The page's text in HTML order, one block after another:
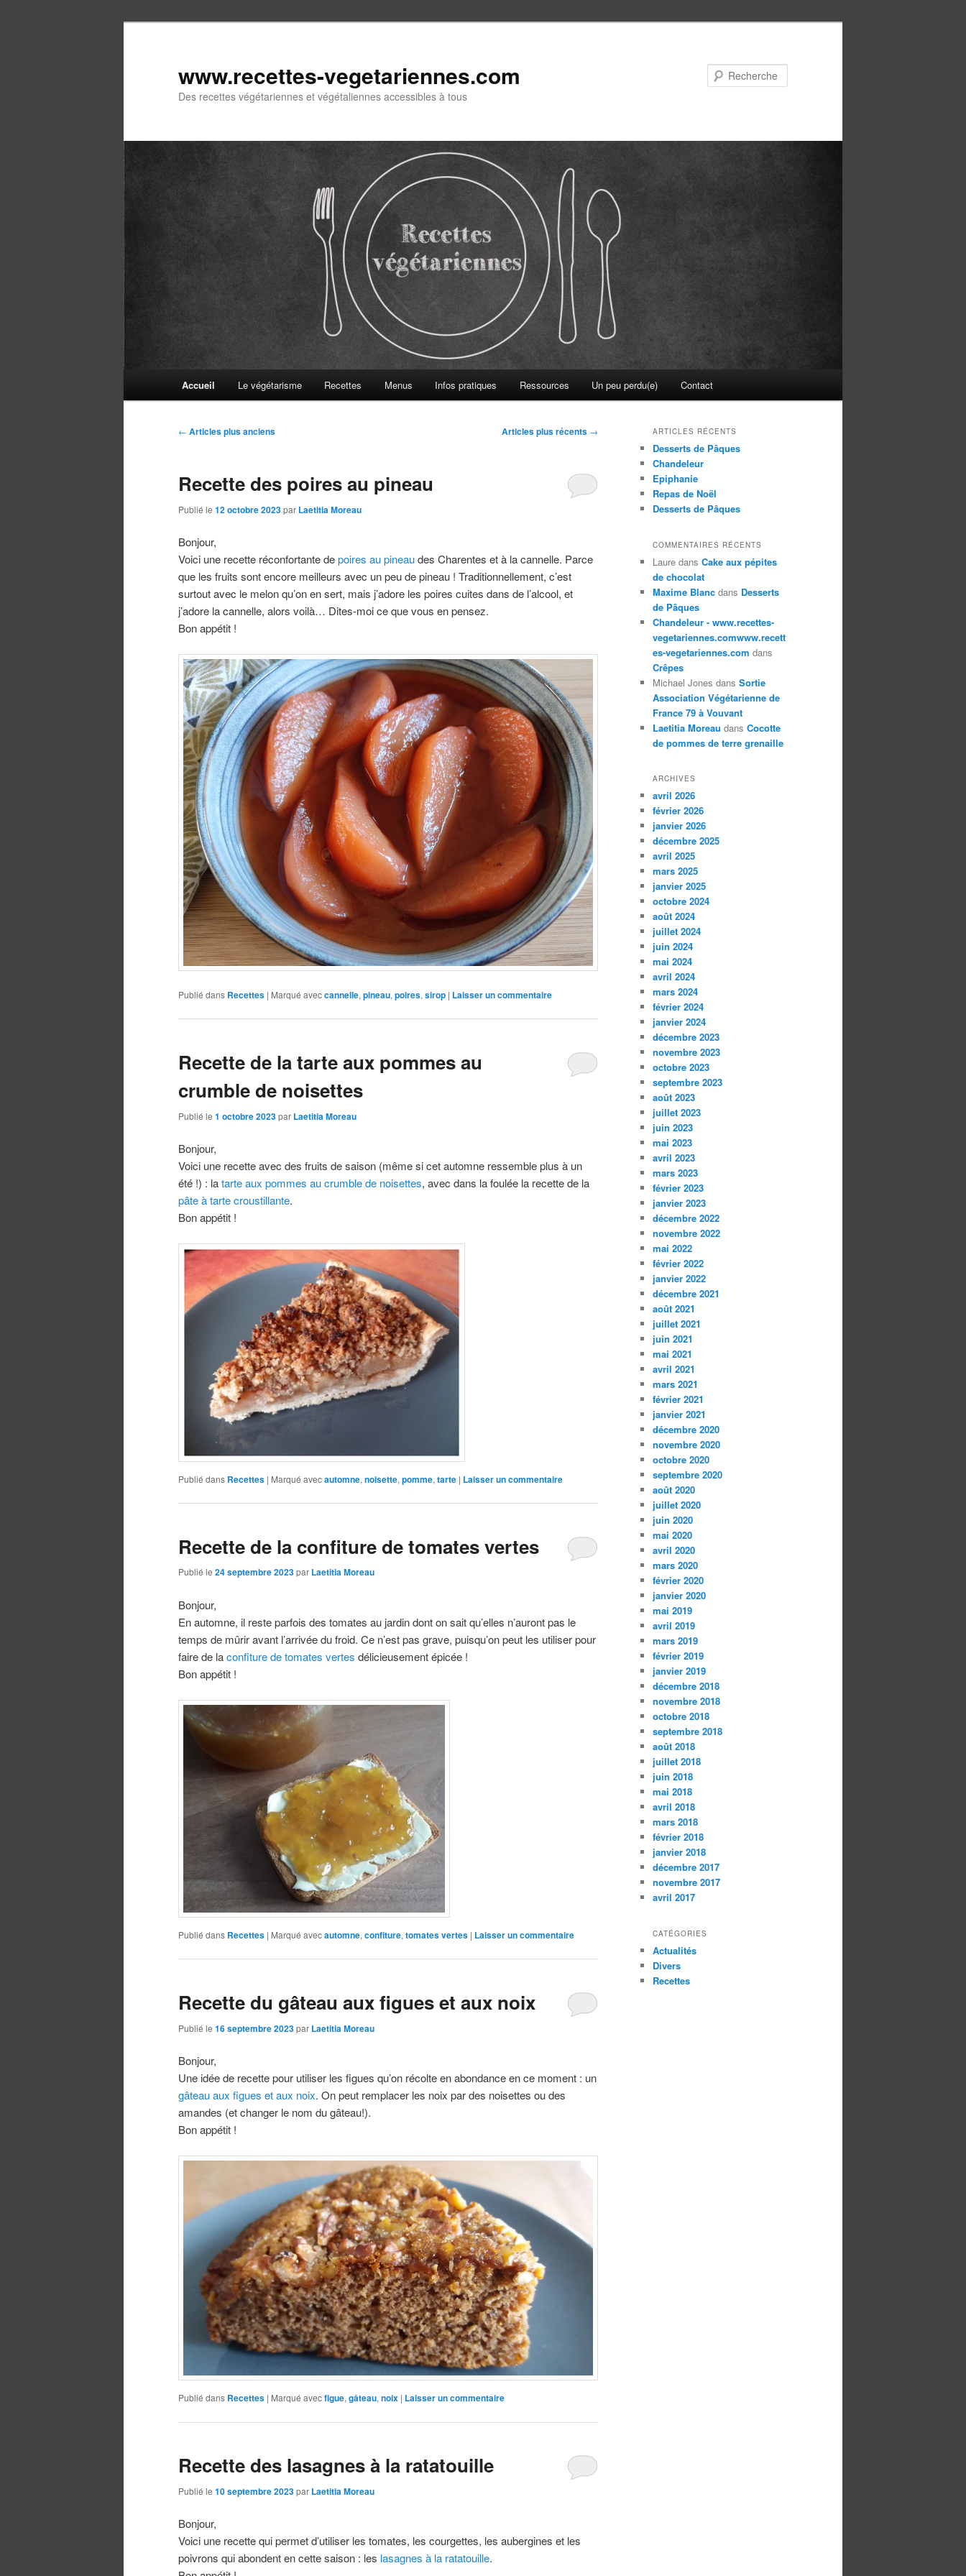
www.recettes-vegetariennes.com
Des recettes végétariennes et végétaliennes accessibles à tous
Accueil Le végétarisme Recettes Menus Infos pratiques Ressources Un peu perdu(e) Contact
Navigation
← Articles plus anciens Articles plus récents →
Recette des poires au pineau
Publié le 12 octobre 2023par Laetitia Moreau
Bonjour,
Voici une recette réconfortante depoires au pineaudes Charentes et à la cannelle. Parce
que les fruits sont encore meilleurs avec un peu de pineau ! Traditionnellement, c’est
surtout avec le melon qu’on en sert, mais j’adore les poires cuites dans de l’alcool, et
j’adore la cannelle, alors voilà… Dites-moi ce que vous en pensez.
Bon appétit !
Publié dans Recettes | Marqué aveccannelle, pineau, poires, sirop | Laisser un commentaire
Recette de la tarte aux pommes au
crumble de noisettes
Publié le 1 octobre 2023par Laetitia Moreau
Bonjour,
Voici une recette avec des fruits de saison (même si cet automne ressemble plus à un
été !) : latarte aux pommes au crumble de noisettes, avec dans la foulée la recette de la
pâte à tarte croustillante.
Bon appétit !
Publié dans Recettes | Marqué avecautomne, noisette, pomme, tarte | Laisser un commentaire
Recette de la confiture de tomates vertes
Publié le 24 septembre 2023par Laetitia Moreau
Bonjour,
En automne, il reste parfois des tomates au jardin dont on sait qu’elles n’auront pas le
temps de mûrir avant l’arrivée du froid. Ce n’est pas grave, puisqu’on peut les utiliser pour
faire de laconfiture de tomates vertes délicieusement épicée !
Bon appétit !
Publié dans Recettes | Marqué avecautomne, confiture, tomates vertes | Laisser un commentaire
Recette du gâteau aux figues et aux noix
Publié le 16 septembre 2023par Laetitia Moreau
Bonjour,
Une idée de recette pour utiliser les figues qu’on récolte en abondance en ce moment : un
gâteau aux figues et aux noix. On peut remplacer les noix par des noisettes ou des
amandes (et changer le nom du gâteau!).
Bon appétit !
Publié dans Recettes | Marqué avecfigue, gâteau, noix | Laisser un commentaire
Recette des lasagnes à la ratatouille
Publié le 10 septembre 2023par Laetitia Moreau
Bonjour,
Voici une recette qui permet d’utiliser les tomates, les courgettes, les aubergines et les
poivrons qui abondent en cette saison : les lasagnes à la ratatouille.
ARTICLES RÉCENTS
Desserts de Pâques
Chandeleur
Epiphanie
Repas de Noël
Desserts de Pâques
COMMENTAIRES RÉCENTS
Laure dans Cake aux pépites
de chocolat
Maxime Blanc dans Desserts
de Pâques
Chandeleur - www.recettes-
vegetariennes.comwww.recett
es-vegetariennes.com dans
Crêpes
Michael Jones dans Sortie
Association Végétarienne de
France 79 à Vouvant
Laetitia Moreau dans Cocotte
de pommes de terre grenaille
ARCHIVES
avril 2026
février 2026
janvier 2026
décembre 2025
avril 2025
mars 2025
janvier 2025
octobre 2024
août 2024
juillet 2024
juin 2024
mai 2024
avril 2024
mars 2024
février 2024
janvier 2024
décembre 2023
novembre 2023
octobre 2023
septembre 2023
août 2023
juillet 2023
juin 2023
mai 2023
avril 2023
mars 2023
février 2023
janvier 2023
décembre 2022
novembre 2022
mai 2022
février 2022
janvier 2022
décembre 2021
août 2021
juillet 2021
juin 2021
mai 2021
avril 2021
mars 2021
février 2021
janvier 2021
décembre 2020
novembre 2020
octobre 2020
septembre 2020
août 2020
juillet 2020
juin 2020
mai 2020
avril 2020
mars 2020
février 2020
janvier 2020
mai 2019
avril 2019
mars 2019
février 2019
janvier 2019
décembre 2018
novembre 2018
octobre 2018
septembre 2018
août 2018
juillet 2018
juin 2018
mai 2018
avril 2018
mars 2018
février 2018
janvier 2018
décembre 2017
novembre 2017
avril 2017
CATÉGORIES
Actualités
Divers
Recettes